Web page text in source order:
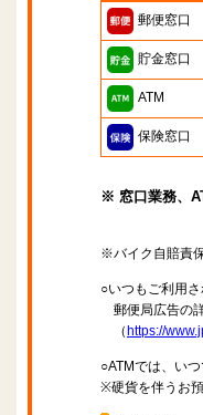
郵便窓口
貯金窓口
ATM
保険窓口
※ 窓口業務、
※バイク自賠責
○いつもご利用
郵便局広告の
（ https://
○ATMでは、い
※硬貨を伴うお